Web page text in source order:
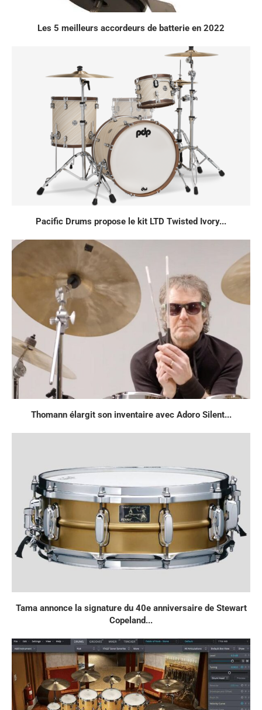
Les 5 meilleurs accordeurs de batterie en 2022
Pacific Drums propose le kit LTD Twisted Ivory...
Thomann élargit son inventaire avec Adoro Silent...
Tama annonce la signature du 40e anniversaire de Stewart
Copeland...